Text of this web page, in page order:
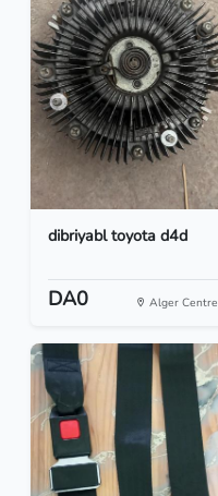
dibriyabl toyota d4d
DA0 Alger Centre